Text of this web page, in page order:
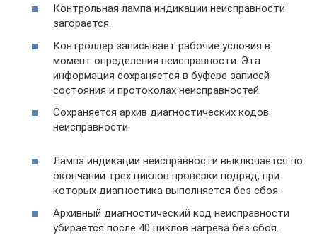
Контрольная лампа индикации неисправности
загорается.
Контроллер записывает рабочие условия в
момент определения неисправности. Эта
информация сохраняется в буфере записей
состояния и протоколах неисправностей.
Сохраняется архив диагностических кодов
неисправности.
Лампа индикации неисправности выключается по
окончании трех циклов проверки подряд, при
которых диагностика выполняется без сбоя.
Архивный диагностический код неисправности
убирается после 40 циклов нагрева без сбоя.